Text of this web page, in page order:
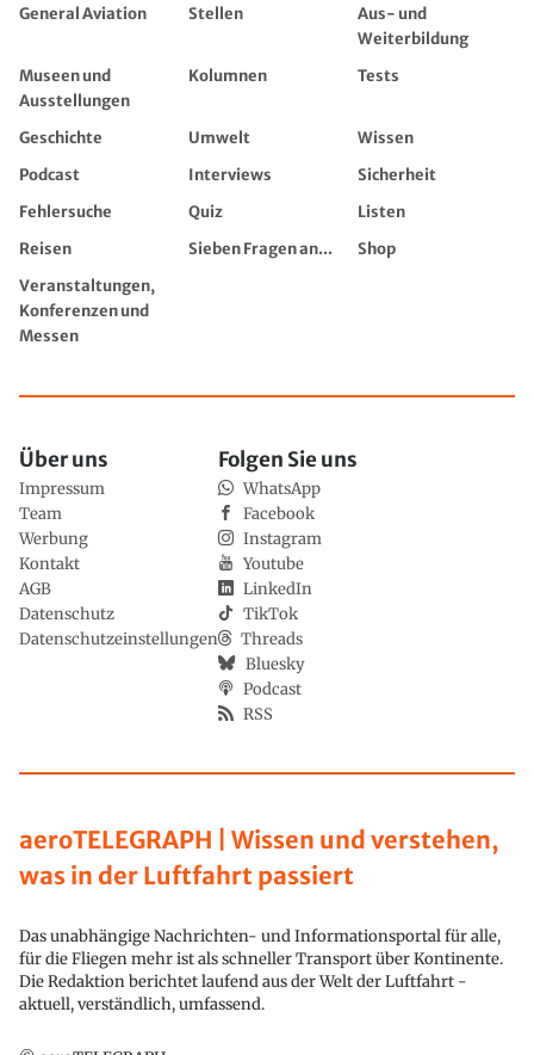
General Aviation
Stellen
Aus- und
Weiterbildung
Museen und
Ausstellungen
Kolumnen Tests
Geschichte Umwelt
Wissen
Podcast
Interviews
Sicherheit
Fehlersuche
Quiz
Listen
Reisen
Sieben Fragen an...
Shop
Veranstaltungen,
Konferenzen und
Messen
aeroTELEGRAPH | Wissen und verstehen,
was in der Luftfahrt passiert
Das unabhängige Nachrichten- und Informationsportal für alle,
für die Fliegen mehr ist als schneller Transport über Kontinente.
Die Redaktion berichtet laufend aus der Welt der Luftfahrt -
aktuell, verständlich, umfassend.
Über uns
Impressum
Team
Werbung
Kontakt
AGB
Datenschutz
Datenschutzeinstellungen
Folgen Sie uns
WhatsApp
Facebook
Instagram
Youtube
LinkedIn
TikTok
Threads
Bluesky
Podcast
RSS